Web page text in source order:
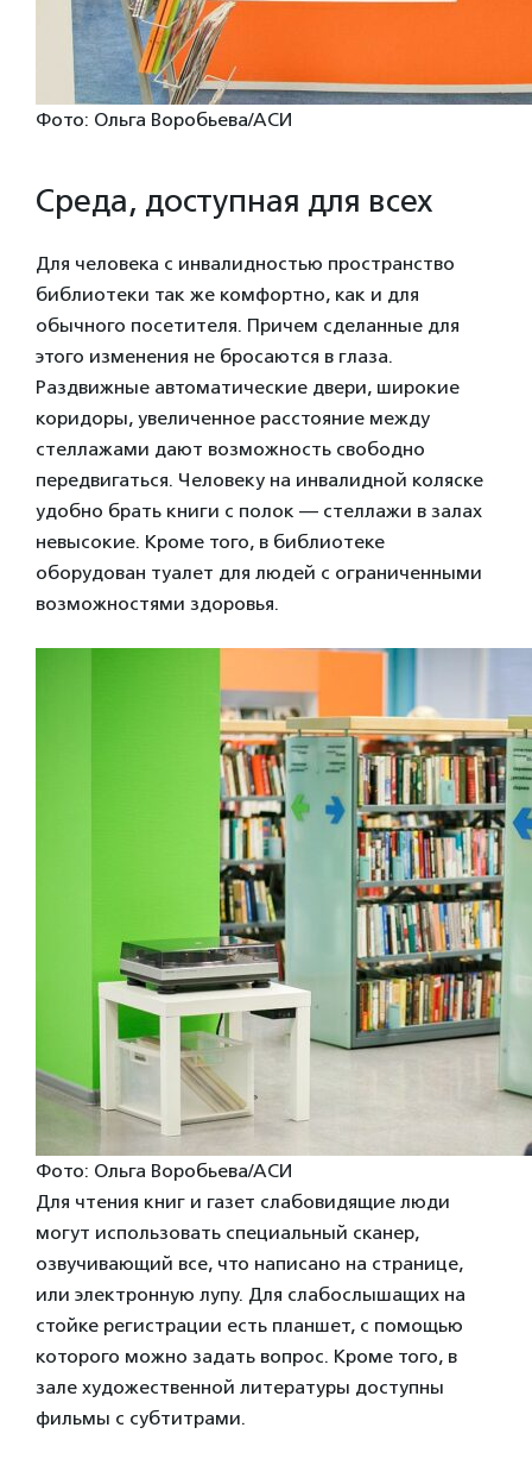
Фото: Ольга Воробьева/АСИ
Среда, доступная для всех
Для человека с инвалидностью пространство
библиотеки так же комфортно, как и для
обычного посетителя. Причем сделанные для
этого изменения не бросаются в глаза.
Раздвижные автоматические двери, широкие
коридоры, увеличенное расстояние между
стеллажами дают возможность свободно
передвигаться. Человеку на инвалидной коляске
удобно брать книги с полок — стеллажи в залах
невысокие. Кроме того, в библиотеке
оборудован туалет для людей с ограниченными
возможностями здоровья.
Фото: Ольга Воробьева/АСИ
Для чтения книг и газет слабовидящие люди
могут использовать специальный сканер,
озвучивающий все, что написано на странице,
или электронную лупу. Для слабослышащих на
стойке регистрации есть планшет, с помощью
которого можно задать вопрос. Кроме того, в
зале художественной литературы доступны
фильмы с субтитрами.